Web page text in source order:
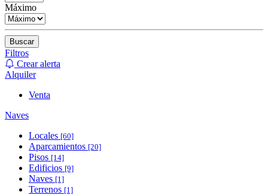
Máximo
Buscar
Filtros
Crear alerta
Alquiler
Venta
Naves
Locales [60]
Aparcamientos [20]
Pisos [14]
Edificios [9]
Naves [1]
Terrenos [1]